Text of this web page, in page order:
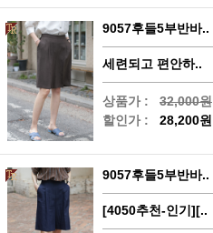
9057후들5부반바..
세련되고 편안하..
상품가 : 32,000원
할인가 : 28,200원
9057후들5부반바..
[4050추천-인기][..